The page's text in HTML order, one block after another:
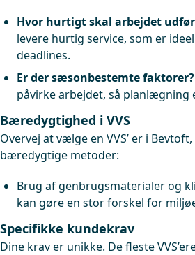
Hvor hurtigt skal arbejdet
levere hurtig service, som er
deadlines.
Er der sæsonbestemte faktorer?
påvirke arbejdet, så planlægning
Bæredygtighed i VVS
Overvej at vælge en VVS’ er i
bæredygtige metoder:
Brug af genbrugsmaterialer og
kan gøre en stor forskel for
Specifikke kundekrav
Dine krav er unikke. De fleste